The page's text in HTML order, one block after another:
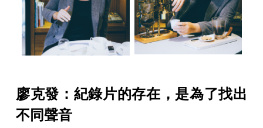
廖克發：紀錄片的存在，是為了找出
不同聲音